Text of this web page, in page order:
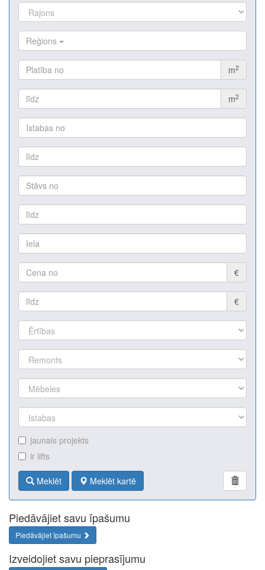
Reģions
m2
m2
€
€
jaunais projekts
ir lifts
Meklēt Meklēt kartē
Piedāvājiet savu īpašumu
Piedāvājiet īpašumu
Izveidojiet savu pieprasījumu